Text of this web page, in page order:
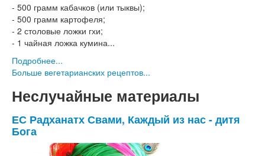
- 500 грамм кабачков (или тыквы);
- 500 грамм картофеля;
- 2 столовые ложки гхи;
- 1 чайная ложка кумина...
Подробнее...
Больше вегетарианских рецептов...
Неслучайные материалы
ЕС Радханатх Свами, Каждый из нас - дитя
Бога